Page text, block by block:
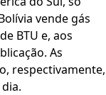
vende gás
BTU e, aos
As
respectivamente,